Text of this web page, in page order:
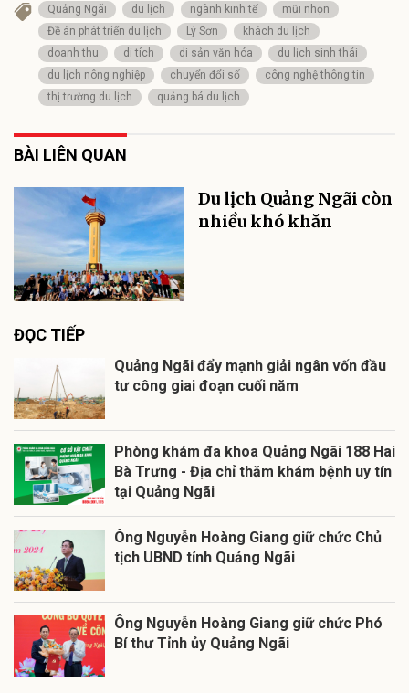
Quảng Ngãi du lịch ngành kinh tế
mũi nhọn
Đề án phát triển du lịch
Lý Sơn
khách du lịch
doanh thu
di tích di sản văn hóa
du lịch sinh thái
du lịch nông nghiệp
chuyển đổi số
công nghệ thông tin
thị trường du lịch
quảng bá du lịch
BÀI LIÊN QUAN
Du lịch Quảng Ngãi còn
nhiều khó khăn
ĐỌC TIẾP
Quảng Ngãi đẩy mạnh giải ngân vốn đầu
tư công giai đoạn cuối năm
Phòng khám đa khoa Quảng Ngãi 188 Hai
Bà Trưng - Địa chỉ thăm khám bệnh uy tín
tại Quảng Ngãi
Ông Nguyễn Hoàng Giang giữ chức Chủ
tịch UBND tỉnh Quảng Ngãi
Ông Nguyễn Hoàng Giang giữ chức Phó
Bí thư Tỉnh ủy Quảng Ngãi